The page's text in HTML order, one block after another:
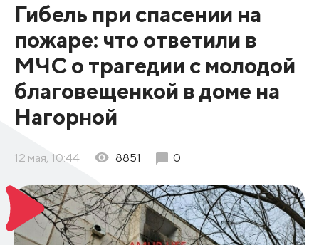
Гибель при спасении на
пожаре: что ответили в
МЧС о трагедии с молодой
благовещенкой в доме на
Нагорной
12 мая, 10:44 8851 0